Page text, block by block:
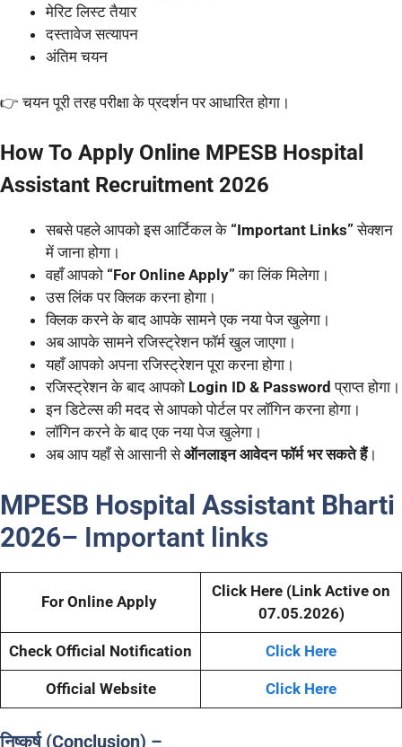
मेरिट लिस्ट तैयार
दस्तावेज सत्यापन
अंतिम चयन
👉 चयन पूरी तरह परीक्षा के प्रदर्शन पर आधारित होगा।
How To Apply Online MPESB Hospital
Assistant Recruitment 2026
सबसे पहले आपको इस आर्टिकल के “Important Links” सेक्शन
में जाना होगा।
वहाँ आपको “For Online Apply” का लिंक मिलेगा।
उस लिंक पर क्लिक करना होगा।
क्लिक करने के बाद आपके सामने एक नया पेज खुलेगा।
अब आपके सामने रजिस्ट्रेशन फॉर्म खुल जाएगा।
यहाँ आपको अपना रजिस्ट्रेशन पूरा करना होगा।
रजिस्ट्रेशन के बाद आपको Login ID & Password प्राप्त होगा।
इन डिटेल्स की मदद से आपको पोर्टल पर लॉगिन करना होगा।
लॉगिन करने के बाद एक नया पेज खुलेगा।
अब आप यहाँ से आसानी सेऑनलाइन आवेदन फॉर्म भर सकते हैं।
MPESB Hospital Assistant Bharti
2026– Important links
For Online Apply
Click Here (Link Active on
07.05.2026)
Check Official Notification Click Here
Official Website Click Here
निष्कर्ष (Conclusion) –